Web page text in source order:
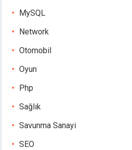
MySQL
Network
Otomobil
Oyun
Php
Sağlık
Savunma Sanayi
SEO